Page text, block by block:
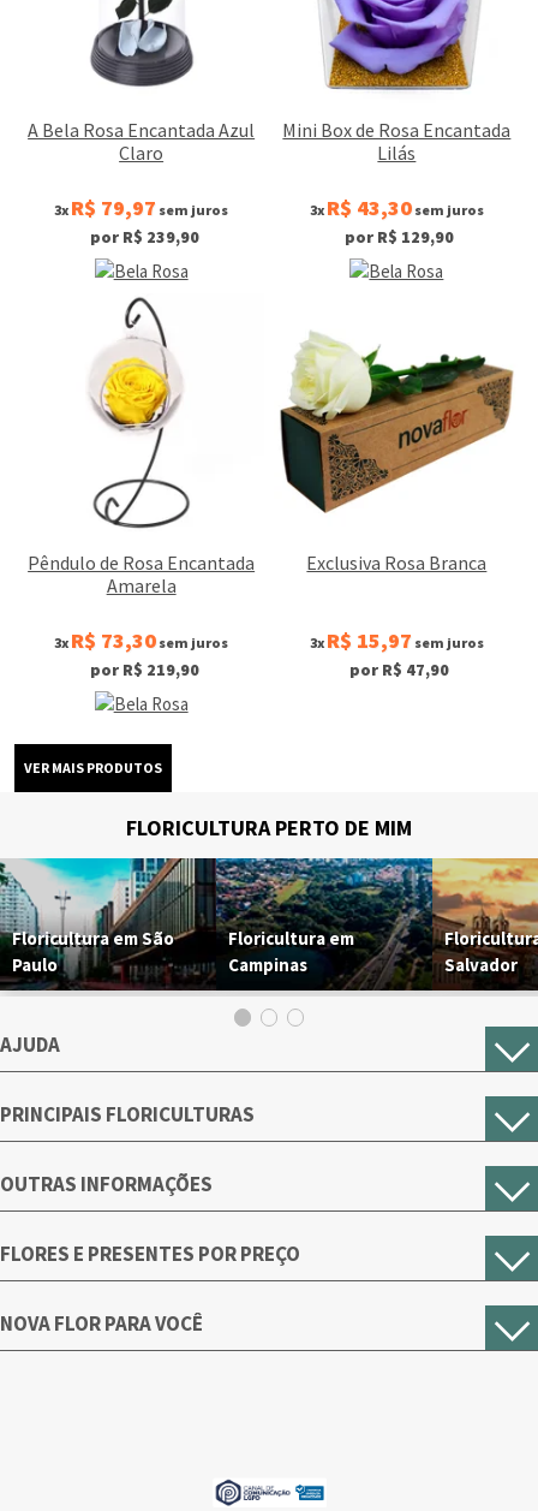
A Bela Rosa Encantada Azul
Claro
3x R$ 79,97 sem juros
por R$ 239,90
Mini Box de Rosa Encantada
Lilás
3x R$ 43,30sem juros
por R$ 129,90
Pêndulo de Rosa Encantada
Amarela
3x R$ 73,30 sem juros
por R$ 219,90
Exclusiva Rosa Branca
3x R$ 15,97 sem juros
por R$ 47,90
FLORICULTURA PERTO DE MIM
Floricultura em São
Paulo
Floricultura em
Campinas
Salvador
AJUDA
PRINCIPAIS FLORICULTURAS
OUTRAS INFORMAÇÕES
FLORES E PRESENTES POR PREÇO
NOVA FLOR PARA VOCÊ